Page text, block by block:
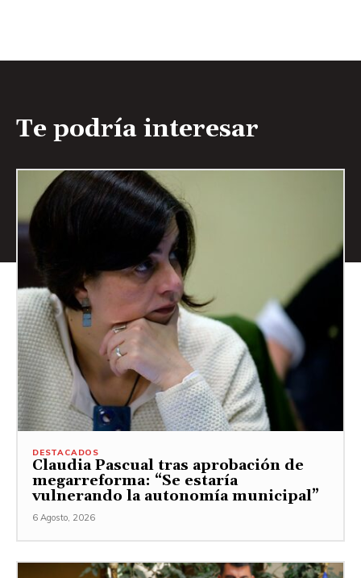
Te podría interesar
DESTACADOS
Claudia Pascual tras aprobación de
megarreforma: “Se estaría
vulnerando la autonomía municipal”
6 Agosto, 2026